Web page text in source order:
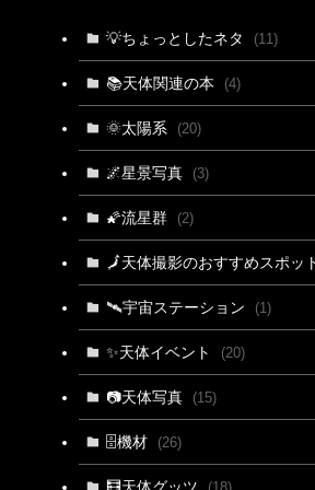
💡ちょっとしたネタ (11)
📚天体関連の本 (4)
🌞太陽系 (20)
(15)
(3)
🌌星景写真 (3)
🌠流星群 (2)
🗾天体撮影のおすすめスポッ
🛰宇宙ステーション (1)
✨天体イベント (20)
📷天体写真 (15)
🗄機材 (26)
(2)
🧮天体グッツ (18)